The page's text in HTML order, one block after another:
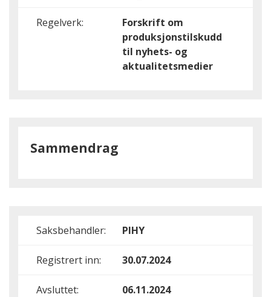
Regelverk:
Forskrift om
produksjonstilskudd
til nyhets- og
aktualitetsmedier
Sammendrag
Saksbehandler: PIHY
Registrert inn: 30.07.2024
Avsluttet: 06.11.2024